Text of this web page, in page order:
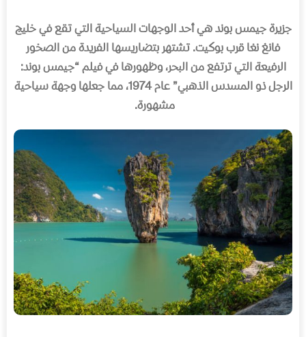
جزيرة جيمس بوند هي أحد الوجهات السياحية التي تقع في خليج
فانغ نغا قرب بوكيت.تشتهر بتضاريسها الفريدة من الصخور
الرفيعة التي ترتفع من البحر، وظهورها في فيلم“جيمس بوند:
الرجل ذو المسدس الذهبي”عام1974
، مما جعلها وجهة سياحية
مشهورة.